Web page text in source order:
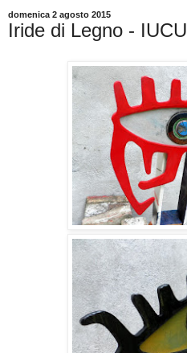
domenica 2 agosto 2015
Iride di Legno - IUCU